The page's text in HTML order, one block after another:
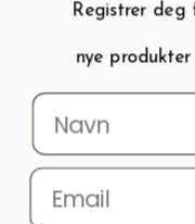
Menu Søk
Hjem
Registrer
nye